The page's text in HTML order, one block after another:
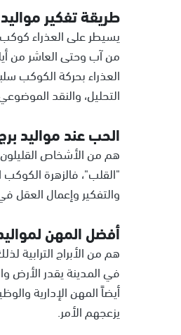
طريقة تفكير
يسيطر على العذراء كوكب
من آب وحتى العاشر من
العذراء بحركة الكوكب
التحليل، والنقد
الحب عند مواليد
هم من الأشخاص
"القلب"، فالزهرة الكوكب
والتفكير وإعمال العقل
أفضل المهن
هم من الأبراج
في المدينة يقدر الأرض
أيضاً المهن الإدارية
يزعجهم الأمر.